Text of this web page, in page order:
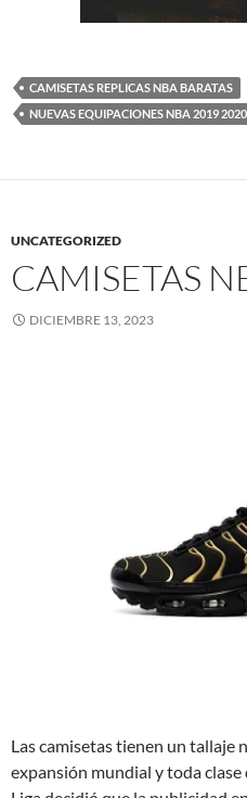
CAMISETAS REPLICAS NBA BARATAS
NUEVAS EQUIPACIONES NBA 2019 2020
UNCATEGORIZED
CAMISETAS
DICIEMBRE 13, 2023
Las camisetas tienen un tallaje
expansión mundial y toda clase